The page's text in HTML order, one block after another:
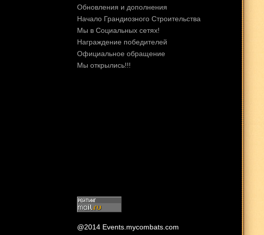
Обновления и дополнения
Начало Грандиозного Строительства
Мы в Социальных сетях!
Награждение победителей
Официальное обращение
Мы открылись!!!
@2014 Events.mycombats.com